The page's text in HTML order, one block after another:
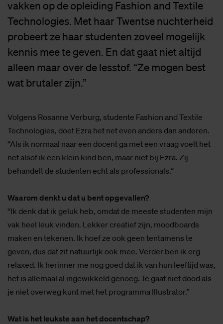
vakken op de opleiding Fashion and Textile
Technologies. Met haar Twentse nuchterheid
probeert ze haar studenten zoveel mogelijk
kennis mee te geven. En dat gaat niet altijd
alleen maar over de lesstof. “Ze mogen best
wat brutaler zijn.”
Volgens Rosanne Verburg, studente Fashion and Textile
Technologies, doet Ezra het net even anders dan anderen.
“Als ik normaal naar een docent ga met een vraag voelt het
net alsof ik een klein kind ben, maar niet bij Ezra. Zij
behandelt de studenten echt als professionals.“
Waarom denkt u dat u bent opgevallen?
“Ik denk dat ik geluk heb, omdat de meeste studenten mijn
vak heel leuk vinden. Lekker creatief zijn, moodboards
maken en tekenen. Ik hoef ze ook geen tentamens te
geven, dus dat zit natuurlijk ook mee. Verder ben ik erg
relaxed. Ik herinner me nog goed dat ik van hun leeftijd was,
het is allemaal al ingewikkeld genoeg. Je gaat niet dood als
je niet overweg kunt met het programma Illustrator.”
Wat is het leukste aan het docentschap?